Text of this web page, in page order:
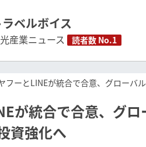
ラベルボイス
産業ニュース 読者数 No.1
フーとLINEが統合で合意、グローバ
が統合で合意、グ
資強化へ